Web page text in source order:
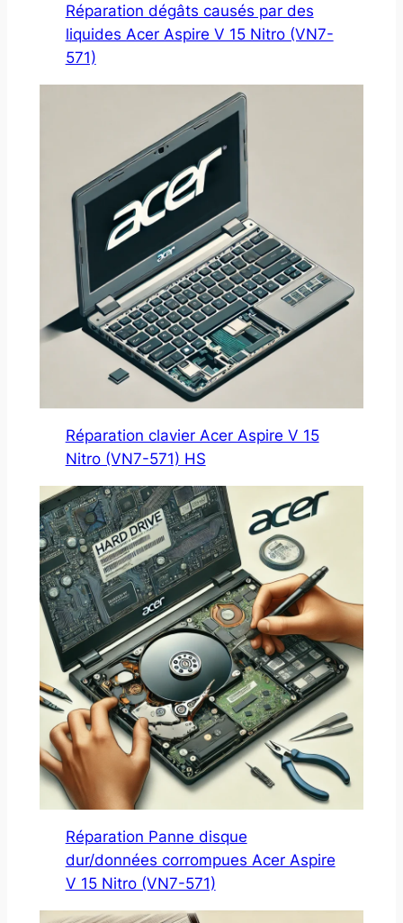
Réparation dégâts causés par des
liquides Acer Aspire V 15 Nitro (VN7-
571)
Réparation clavier Acer Aspire V 15
Nitro (VN7-571) HS
Réparation Panne disque
dur/données corrompues Acer Aspire
V 15 Nitro (VN7-571)